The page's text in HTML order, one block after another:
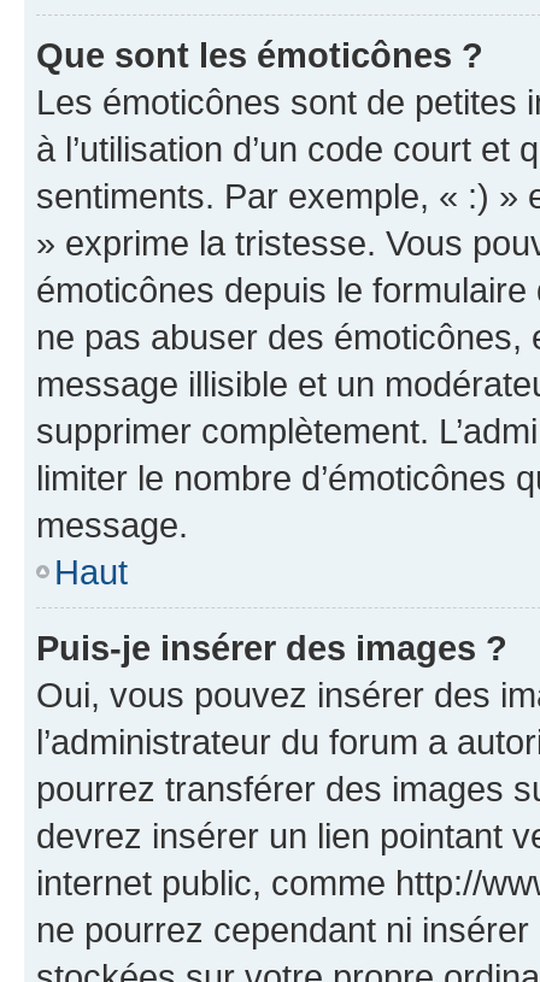
Que sont les émoticônes ?
Les émoticônes sont de petites
à l’utilisation d’un code court et
sentiments. Par exemple, « :) »
» exprime la tristesse. Vous
émoticônes depuis le
ne pas abuser des
message illisible et un
supprimer complètement.
limiter le nombre d’émoticônes
message.
Haut
Puis-je insérer des images ?
Oui, vous pouvez insérer des
l’administrateur du forum a
pourrez transférer des images
devrez insérer un lien pointant
internet public, comme http://
ne pourrez cependant ni